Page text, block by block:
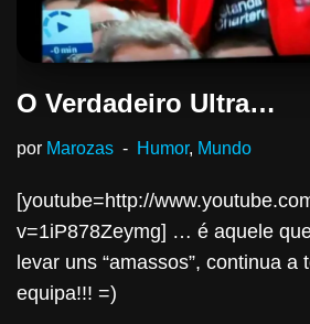
O Verdadeiro Ultra…
por Marozas Humor, Mundo
[youtube=http://
v=1iP878Zeymg] … é aquele
levar uns “amassos”, continua a
equipa!!! =)